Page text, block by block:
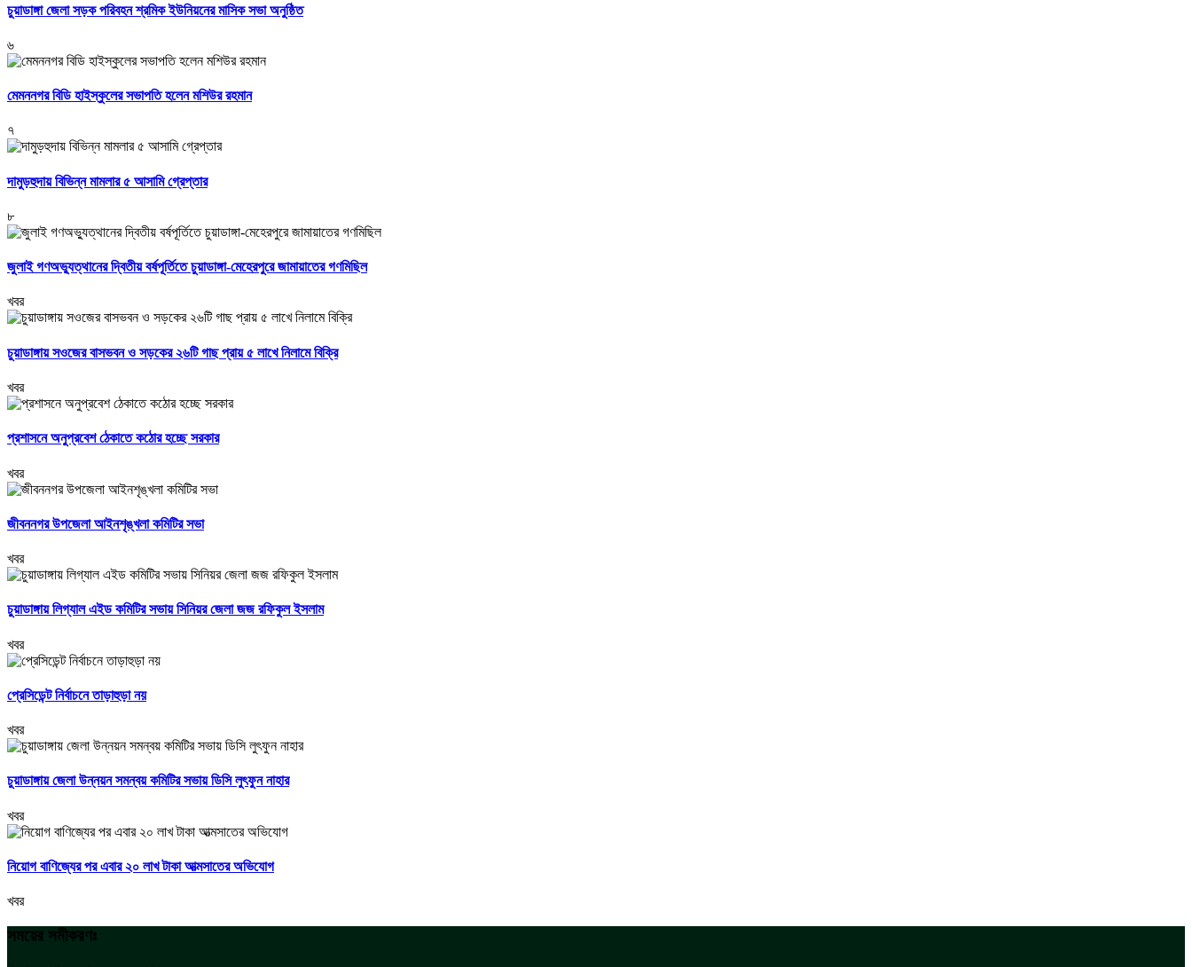
চুয়াডাঙ্গা জেলা সড়ক পরিবহন শ্রমিক ইউনিয়নের মাসিক সভা অনুষ্ঠিত
৬
মেমননগর বিডি হাইস্কুলের সভাপতি হলেন মশিউর রহমান
৭
দামুড়হুদায় বিভিন্ন মামলার ৫ আসামি গ্রেপ্তার
৮
জুলাই গণঅভ্যুত্থানের দ্বিতীয় বর্ষপূর্তিতে চুয়াডাঙ্গা-মেহেরপুরে জামায়াতের গণমিছিল
খবর
চুয়াডাঙ্গায় সওজের বাসভবন ও সড়কের ২৬টি গাছ প্রায় ৫ লাখে নিলামে বিক্রি
খবর
প্রশাসনে অনুপ্রবেশ ঠেকাতে কঠোর হচ্ছে সরকার
খবর
জীবননগর উপজেলা আইনশৃঙ্খলা কমিটির সভা
খবর
চুয়াডাঙ্গায় লিগ্যাল এইড কমিটির সভায় সিনিয়র জেলা জজ রফিকুল ইসলাম
খবর
প্রেসিডেন্ট নির্বাচনে তাড়াহুড়া নয়
খবর
চুয়াডাঙ্গায় জেলা উন্নয়ন সমন্বয় কমিটির সভায় ডিসি লুৎফুন নাহার
খবর
নিয়োগ বাণিজ্যের পর এবার ২০ লাখ টাকা আত্মসাতের অভিযোগ
খবর
সময়ের সমীকরণঃ